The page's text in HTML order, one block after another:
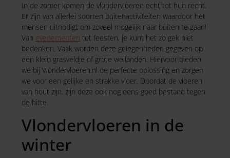
In de zomer komen de vlondervloeren echt tot hun recht.
Er zijn van allerlei soorten buitenactiviteiten waardoor het
mensen uitnodigt om zoveel mogelijk naar buiten te gaan!
Van evenementen tot feesten, je kunt het zo gek niet
bedenken. Vaak worden deze gelegenheden gegeven op
een klein grasveldje of grote weilanden. Hiervoor bieden
we bij Vlondervloeren.nl de perfecte oplossing en zorgen
we voor een gelijke en strakke vloer. Doordat de vloeren
van hout zijn, zijn deze ook nog eens goed bestand tegen
de hitte.
Vlondervloeren in de
winter